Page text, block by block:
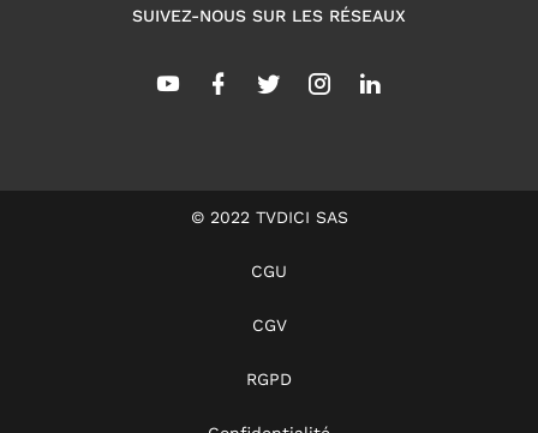
SUIVEZ-NOUS SUR LES RÉSEAUX
© 2022 TVDICI SAS
CGU
CGV
RGPD